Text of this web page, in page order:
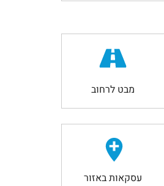
מבט לרחוב
עסקאות באזור